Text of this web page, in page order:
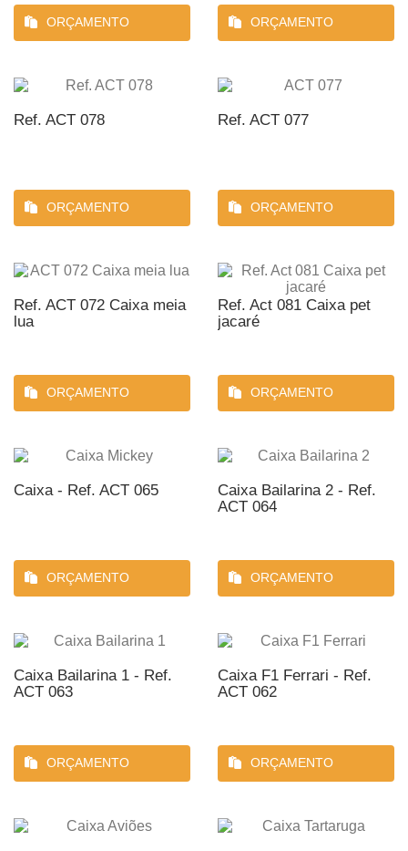
ORÇAMENTO ORÇAMENTO
Ref. ACT 078
ORÇAMENTO
Ref. ACT 077
ORÇAMENTO
Ref. ACT 072 Caixa meia
lua
ORÇAMENTO
Ref. Act 081 Caixa pet
jacaré
ORÇAMENTO
Caixa - Ref. ACT 065
ORÇAMENTO
Caixa Bailarina 2 - Ref.
ACT 064
ORÇAMENTO
Caixa Bailarina 1 - Ref.
ACT 063
ORÇAMENTO
Caixa F1 Ferrari - Ref.
ACT 062
ORÇAMENTO